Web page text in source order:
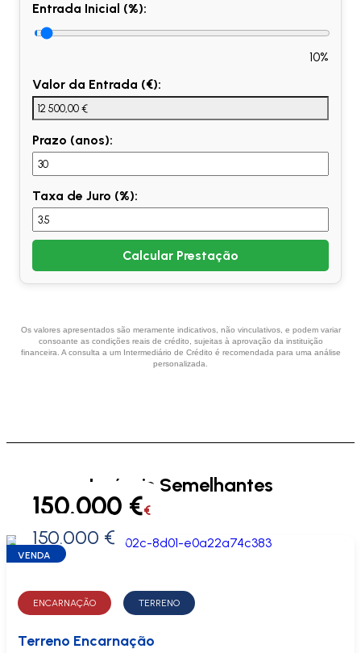
Entrada Inicial (%):
10%
Valor da Entrada (€):
Prazo (anos):
Taxa de Juro (%):
Calcular Prestação
Os valores apresentados são meramente indicativos, não vinculativos, e podem variar
consoante as condições reais de crédito, sujeitas à aprovação da instituição
financeira. A consulta a um Intermediário de Crédito é recomendada para uma análise
personalizada.
Imóveis Semelhantes
0 €
150.000 €€
150.000 €
VENDA
ENCARNAÇÃO TERRENO
Terreno Encarnação